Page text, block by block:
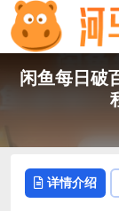
闲鱼每日破
详情介绍